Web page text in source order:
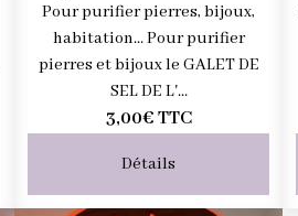
Pour purifier pierres, bijoux,
habitation... Pour purifier
pierres et bijoux le GALET DE
SEL DE L'...
3,00€TTC
Détails